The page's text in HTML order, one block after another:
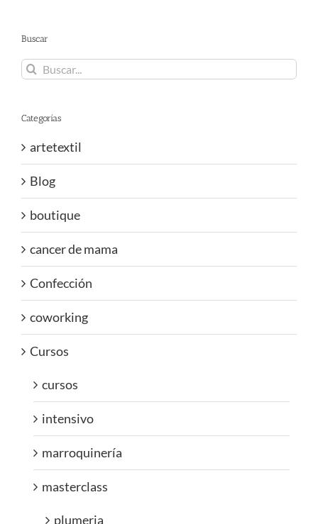
Buscar
Buscar:
Categorías
artetextil
Blog
boutique
cancer de mama
Confección
coworking
Cursos
cursos
intensivo
marroquinería
masterclass
plumeria